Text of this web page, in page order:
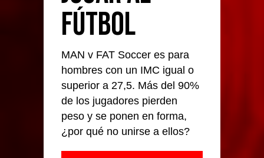
fútbol
MAN v FAT Soccer es para
hombres con un IMC igual o
superior a 27,5. Más del 90%
de los jugadores pierden
peso y se ponen en forma,
¿por qué no unirse a ellos?